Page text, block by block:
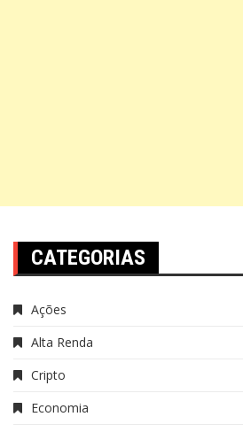
CATEGORIAS
Ações
Alta Renda
Cripto
Economia